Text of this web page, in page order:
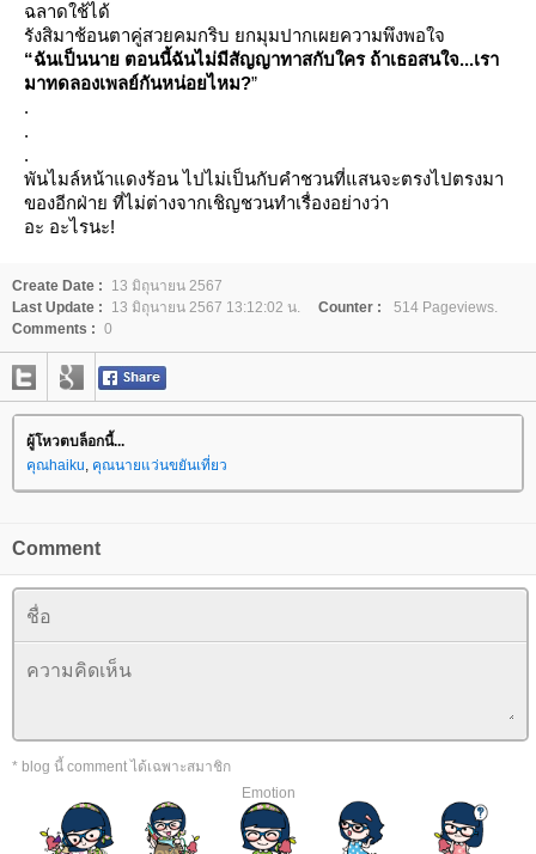
ฉลาดใช้ได้
รังสิมาช้อนตาคู่สวยคมกริบ ยกมุมปากเผยความพึงพอใจ
“ฉันเป็นนาย ตอนนี้ฉันไม่มีสัญญาทาสกับใคร ถ้าเธอสนใจ...เรา
มาทดลองเพลย์กันหน่อยไหม?”
.
.
.
พันไมล์หน้าแดงร้อน ไปไม่เป็นกับคำชวนที่แสนจะตรงไปตรงมา
ของอีกฝ่าย ที่ไม่ต่างจากเชิญชวนทำเรื่องอย่างว่า
อะ อะไรนะ!
Create Date :
13 มิถุนายน 2567
Last Update :
13 มิถุนายน 2567 13:12:02 น. Counter :
514 Pageviews.
Comments : 0
ผู้โหวตบล็อกนี้...
คุณhaiku, คุณนายแว่นขยันเที่ยว
Comment
* blog นี้ comment ได้เฉพาะสมาชิก
Emotion